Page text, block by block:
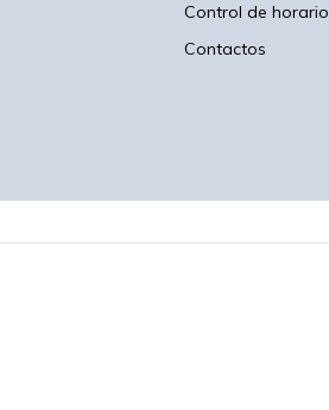
Control de horario
Contactos